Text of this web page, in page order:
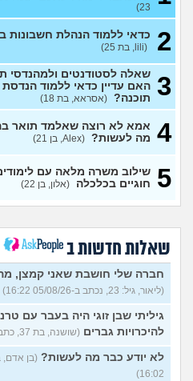
לרפואה (מירי, בת 23)
יש לי 11 שנות לימוד איך אני
אני מרגישה שאני לא מתקדמת
לשום מקום
(ללללל, בת 24)
לימודים בתחום מזרחנות/
קרימינולוגיה עם אבחנות
ללמוד פסיכולוגיה? (מישהו, בן
87)
(ירין, בת 19)
סיימתי תואר והבנתי שאני לא
עכשיו?
(טל, בת 29)
מס שאלות לסטודנטים ובוגרים
של המכללה האקדמית וינגייט
לימודים מסלול בוקר או ערב?
(אנונימית, בת 27)
23)
2 (lili, בת 25)
3 שאלה לסטודנטים ולמהנדסי
האם עדיין כדאי ללמוד הנדסת
תוכנה? (אסראא, בת 18)
4 אמא לא רוצה שאלמד תואר
מה לעשות? (Alex, בן 21)
5 שילוב משרה מלאה עם
חוגיים בכלכלה (אלון, בן 22)
שאלות חדשות ב
חברה שלי חושבת שאני קמצן,
(ליאור, גיל: 23, נכתב ב-05/08/26 16:22)
גיליתי שבן זוגי היה בעבר עם
להיכרויות גברים (שושנה, בת 37, כתבה ב-05/08/26 16:13)
לא יודע כבר מה לעשות?
16:02)